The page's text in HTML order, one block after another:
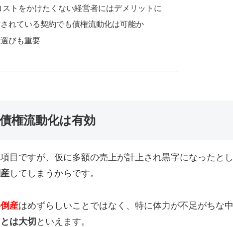
トをかけたくない経営者にはデメリットに
れている契約でも債権流動化は可能か
びも重要
権流動化は有効
目ですが、仮に多額の売上が計上され黒字になったとし
してしまうからです。
産はめずらしいことではなく、特に体力が不足がちな中
は大切 といえます。